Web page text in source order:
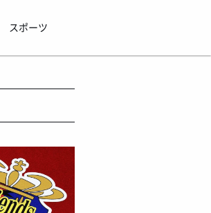
スポーツ